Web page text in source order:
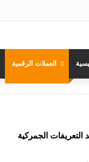
العملات الرقمية
التعريفات الجمركية